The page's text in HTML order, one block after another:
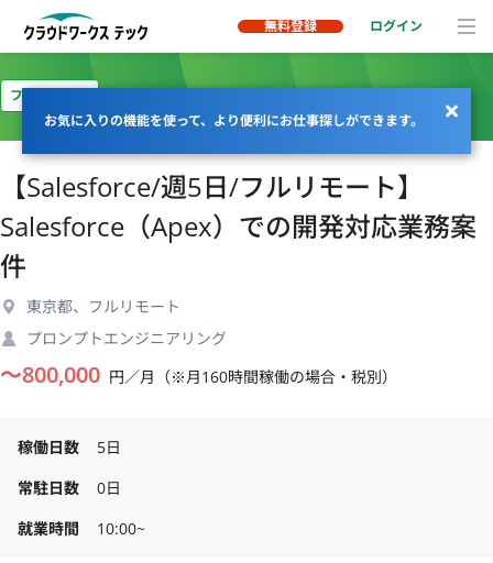
無料登録 ログイン
お気に入りの機能を使って、より便利にお仕事探しができます。
フルリモート
【Salesforce/週5日/フルリモート】
Salesforce（Apex）での開発対応業務案
件
東京都、フルリモート
プロンプトエンジニアリング
〜800,000 円／月（※月160時間稼働の場合・税別）
稼働日数
5日
常駐日数
0日
就業時間
10:00~